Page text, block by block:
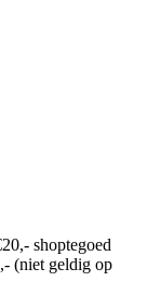
shoptegoed
(niet geldig op